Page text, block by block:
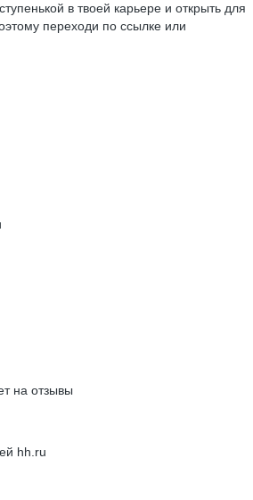
в твоей карьере и открыть для
переходи по ссылке или
на отзывы
hh.ru